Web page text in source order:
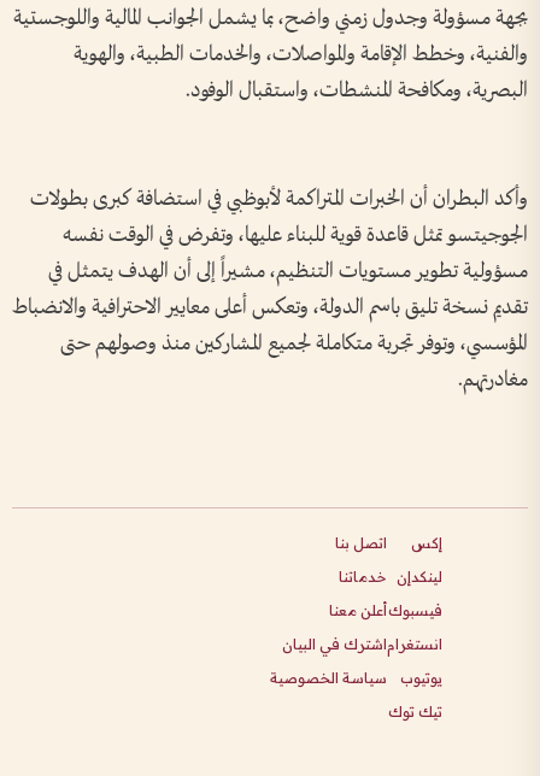
بجهة مسؤولة وجدول زمني واضح، بما يشمل الجوانب المالية واللوجستية
والفنية، وخطط الإقامة والمواصلات، والخدمات الطبية، والهوية
البصرية، ومكافحة المنشطات، واستقبال الوفود.
وأكد البطران أن الخبرات المتراكمة لأبوظبي في استضافة كبرى بطولات
الجوجيتسو تمثل قاعدة قوية للبناء عليها، وتفرض في الوقت نفسه
مسؤولية تطوير مستويات التنظيم، مشيراً إلى أن الهدف يتمثل في
تقديم نسخة تليق باسم الدولة، وتعكس أعلى معايير الاحترافية والانضباط
المؤسسي، وتوفر تجربة متكاملة لجميع المشاركين منذ وصولهم حتى
مغادرتهم.
إكس
لينكدإن
فيسبوك
انستغرام
يوتيوب
تيك توك
اتصل بنا
خدماتنا
أعلن معنا
اشترك في البيان
سياسة الخصوصية